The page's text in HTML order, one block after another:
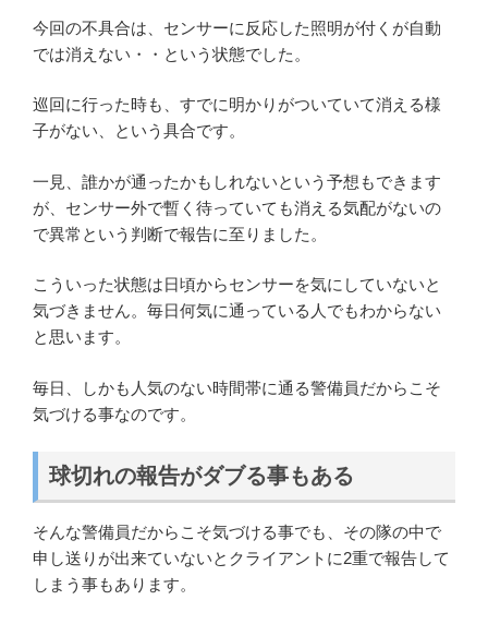
今回の不具合は、センサーに反応した照明が付くが自動
では消えない・・という状態でした。
巡回に行った時も、すでに明かりがついていて消える様
子がない、という具合です。
一見、誰かが通ったかもしれないという予想もできます
が、センサー外で暫く待っていても消える気配がないの
で異常という判断で報告に至りました。
こういった状態は日頃からセンサーを気にしていないと
気づきません。毎日何気に通っている人でもわからない
と思います。
毎日、しかも人気のない時間帯に通る警備員だからこそ
気づける事なのです。
球切れの報告がダブる事もある
そんな警備員だからこそ気づける事でも、その隊の中で
申し送りが出来ていないとクライアントに2重で報告して
しまう事もあります。